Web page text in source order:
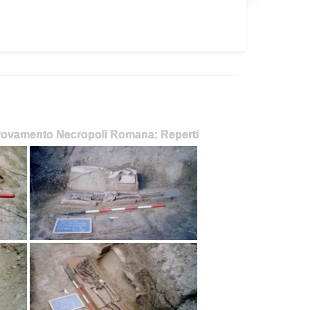
Necropoli Romana: Reperti